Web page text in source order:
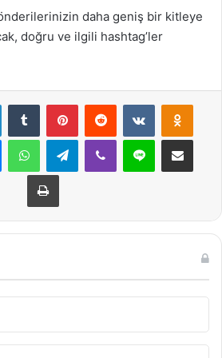
daha geniş bir kitleye
doğru ve ilgili hashtag’ler
LinkedInTumblr PinterestReddit VKontakte
MessengerWhatsAppTelegramViber Line E-Posta ile
Yazdır